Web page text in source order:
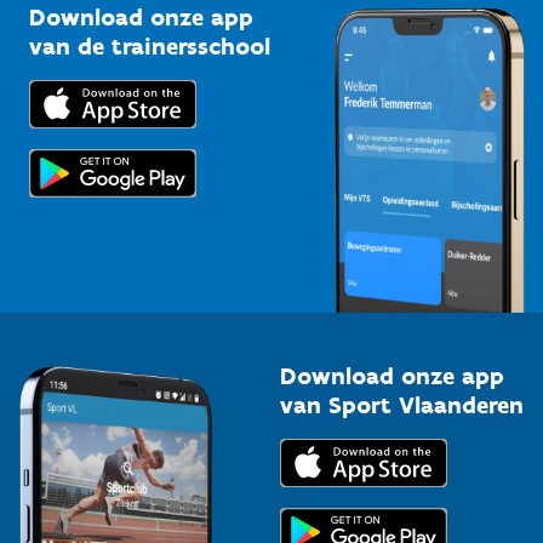
Bedrijven
Trainers en begeleiders
Topsporters
Kennisplatform
Downloads
Voor de pers
Download onze app
van de trainersschool
Download onze app
van Sport Vlaanderen